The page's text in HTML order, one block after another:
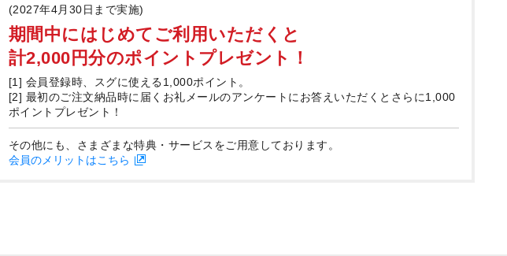
(2027年4月30日まで実施)
期間中にはじめてご利用いただくと
計2,000円分のポイントプレゼント！
[1] 会員登録時、スグに使える1,000ポイント。
[2] 最初のご注文納品時に届くお礼メールのアンケートにお答えいただくとさらに1,000
ポイントプレゼント！
その他にも、さまざまな特典・サービスをご用意しております。
会員のメリットはこちら